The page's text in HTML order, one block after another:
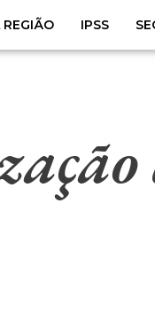
REGIÃO IPSS